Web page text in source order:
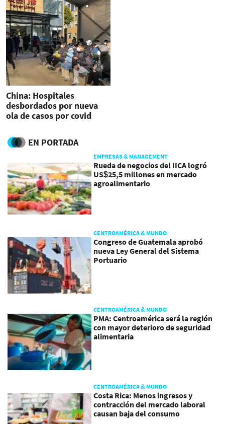
China: Hospitales
desbordados por nueva
ola de casos por covid
EN PORTADA
EMPRESAS & MANAGEMENT
Rueda de negocios del IICA logró
US$25,5 millones en mercado
agroalimentario
CENTROAMÉRICA & MUNDO
Congreso de Guatemala aprobó
nueva Ley General del Sistema
Portuario
CENTROAMÉRICA & MUNDO
PMA: Centroamérica será la región
con mayor deterioro de seguridad
alimentaria
CENTROAMÉRICA & MUNDO
Costa Rica: Menos ingresos y
contracción del mercado laboral
causan baja del consumo